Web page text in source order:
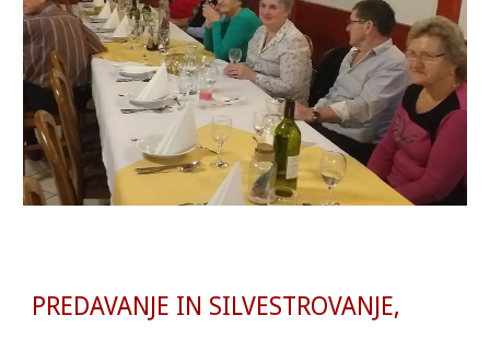
PREDAVANJE IN SILVESTROVANJE,